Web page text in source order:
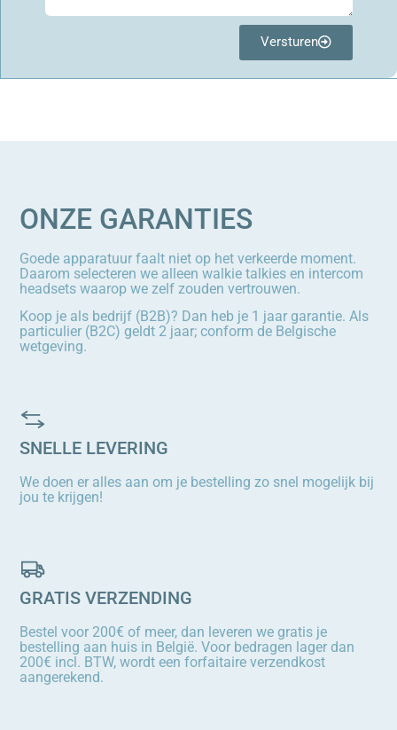
Versturen
ONZE GARANTIES
Goede apparatuur faalt niet op het verkeerde moment.
Daarom selecteren we alleen walkie talkies en intercom
headsets waarop we zelf zouden vertrouwen.
Koop je als bedrijf (B2B)? Dan heb je 1 jaar garantie. Als
particulier (B2C) geldt 2 jaar; conform de Belgische
wetgeving.
SNELLE LEVERING
We doen er alles aan om je bestelling zo snel mogelijk bij
jou te krijgen!
GRATIS VERZENDING
Bestel voor 200€ of meer, dan leveren we gratis je
bestelling aan huis in België. Voor bedragen lager dan
200€ incl. BTW, wordt een forfaitaire verzendkost
aangerekend.